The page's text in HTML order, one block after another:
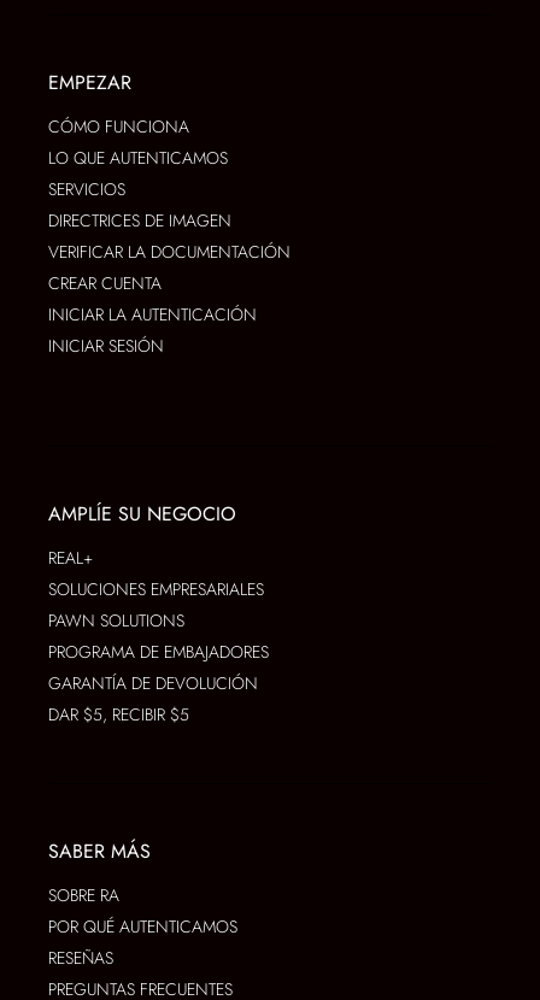
EMPEZAR
CÓMO FUNCIONA
LO QUE AUTENTICAMOS
SERVICIOS
DIRECTRICES DE IMAGEN
VERIFICAR LA DOCUMENTACIÓN
CREAR CUENTA
INICIAR LA AUTENTICACIÓN
INICIAR SESIÓN
AMPLÍE SU NEGOCIO
REAL+
SOLUCIONES EMPRESARIALES
PAWN SOLUTIONS
PROGRAMA DE EMBAJADORES
GARANTÍA DE DEVOLUCIÓN
DAR $5, RECIBIR $5
SABER MÁS
SOBRE RA
POR QUÉ AUTENTICAMOS
RESEÑAS
PREGUNTAS FRECUENTES